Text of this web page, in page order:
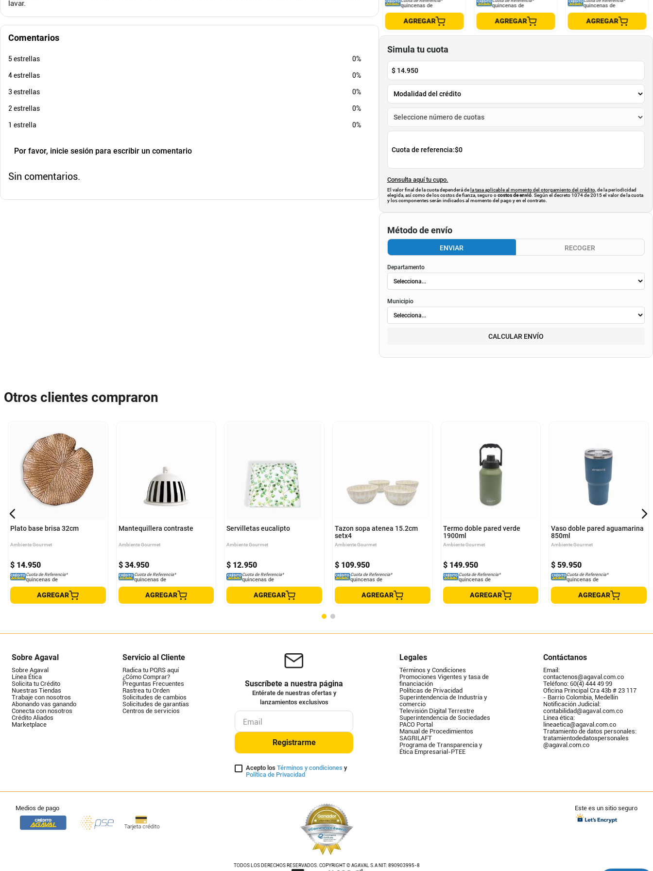
lavar.
Comentarios
5 estrellas 0%
4 estrellas 0%
3 estrellas 0%
2 estrellas 0%
1 estrella 0%
Por favor, inicie sesión para escribir un comentario
Sin comentarios.
quincenas de
AGREGAR
quincenas de
AGREGAR
quincenas de
AGREGAR
Simula tu cuota
$ 14.950
Cuota de referencia:$0
Consulta aquí tu cupo.
El valor final de la cuota dependerá de la tasa aplicable al momento del otorgamiento del crédito, de la periodicidad
elegida, así como de los costos de fianza, seguro ocostos de envió. Según el decreto 1074 de 2015 el valor de la cuota
y los componentes serán indicados al momento del pago y en el contrato.
Método de envío
ENVIAR RECOGER
Departamento
Municipio
CALCULAR ENVÍO
Otros clientes compraron
Plato base brisa 32cm
Ambiente Gourmet
$ 14.950
Cuota de Referencia*
quincenas de
AGREGAR
Mantequillera contraste
Ambiente Gourmet
$ 34.950
Cuota de Referencia*
quincenas de
AGREGAR
Servilletas eucalipto
Ambiente Gourmet
$ 12.950
Cuota de Referencia*
quincenas de
AGREGAR
Tazon sopa atenea 15.2cm
setx4
Ambiente Gourmet
$ 109.950
Cuota de Referencia*
quincenas de
AGREGAR
Termo doble pared verde
1900ml
Ambiente Gourmet
$ 149.950
Cuota de Referencia*
quincenas de
AGREGAR
Vaso doble pared aguamarina
850ml
Ambiente Gourmet
$ 59.950
Cuota de Referencia*
quincenas de
AGREGAR
Sobre Agaval
Sobre Agaval
Línea Ética
Solicita tu Crédito
Nuestras Tiendas
Trabaje con nosotros
Abonando vas ganando
Conecta con nosotros
Crédito Aliados
Marketplace
Servicio al Cliente
Radica tu PQRS aquí
¿Cómo Comprar?
Preguntas Frecuentes
Rastrea tu Orden
Solicitudes de cambios
Solicitudes de garantías
Centros de servicios
Suscríbete a nuestra página
Entérate de nuestras ofertas y
lanzamientos exclusivos
Registrarme
Acepto los Términos y condiciones y
Política de Privacidad
Legales
Términos y Condiciones
Promociones Vigentes y tasa de
financiación
Políticas de Privacidad
Superintendencia de Industría y
comercio
Televisión Digital Terrestre
Superintendencia de Sociedades
PACO Portal
Manual de Procedimientos
SAGRILAFT
Programa de Transparencia y
Ética Empresarial-PTEE
Contáctanos
Email:
contactenos@agaval.com.co
Teléfono: 60(4) 444 49 99
Oficina Principal Cra 43b # 23 117
- Barrio Colombia, Medellín
Notificación Judicial:
contabilidad@agaval.com.co
Línea ética:
lineaetica@agaval.com.co
Tratamiento de datos personales:
tratamientodedatospersonales
@agaval.com.co
Medios de pago
TODOS LOS DERECHOS RESERVADOS. COPYRIGHT © AGAVAL S.A NIT: 890903995-8
Este es un sitio seguro